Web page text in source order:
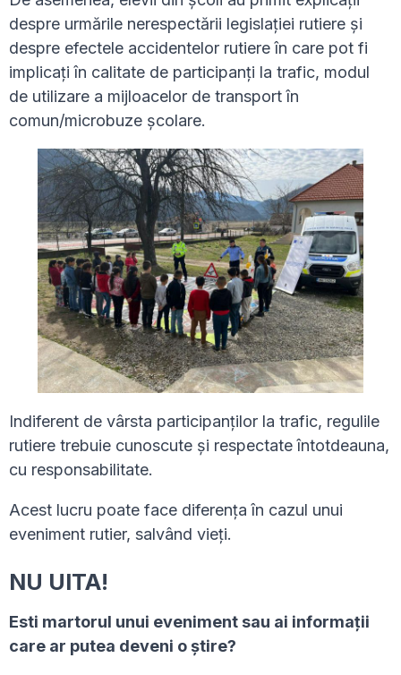
despre urmările nerespectării legislației rutiere și
despre efectele accidentelor rutiere în care pot fi
implicați în calitate de participanți la trafic, modul
de utilizare a mijloacelor de transport în
comun/microbuze școlare.
Indiferent de vârsta participanților la trafic, regulile
rutiere trebuie cunoscute și respectate întotdeauna,
cu responsabilitate.
Acest lucru poate face diferența în cazul unui
eveniment rutier, salvând vieți.
NU UITA!
Esti martorul unui eveniment sau ai informaţii
care ar putea deveni o ştire?